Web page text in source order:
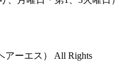
アーエス） All Rights